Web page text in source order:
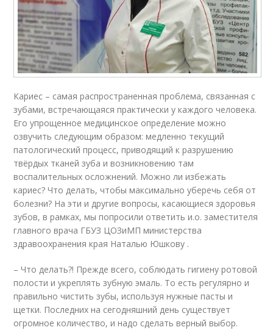
Кариес – самая распространенная проблема, связанная с
зубами, встречающаяся практически у каждого человека.
Его упрощенное медицинское определение можно
озвучить следующим образом: медленно текущий
патологический процесс, приводящий к разрушению
твёрдых тканей зуба и возникновению там
воспалительных осложнений. Можно ли избежать
кариес? Что делать, чтобы максимально уберечь себя от
болезни? На эти и другие вопросы, касающиеся здоровья
зубов, в рамках, мы попросили ответить и.о. заместителя
главного врача ГБУЗ ЦОЗиМП министерства
здравоохранения края Наталью Юшкову .
– Что делать?! Прежде всего, соблюдать гигиену ротовой
полости и укреплять зубную эмаль. То есть регулярно и
правильно чистить зубы, используя нужные пасты и
щетки. Последних на сегодняшний день существует
огромное количество, и надо сделать верный выбор.